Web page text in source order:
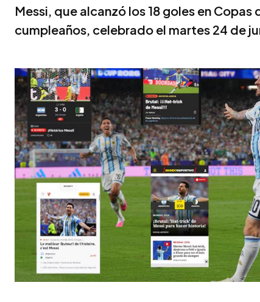
Messi, que alcanzó los 18 goles en Copas
cumpleaños, celebrado el martes 24 de